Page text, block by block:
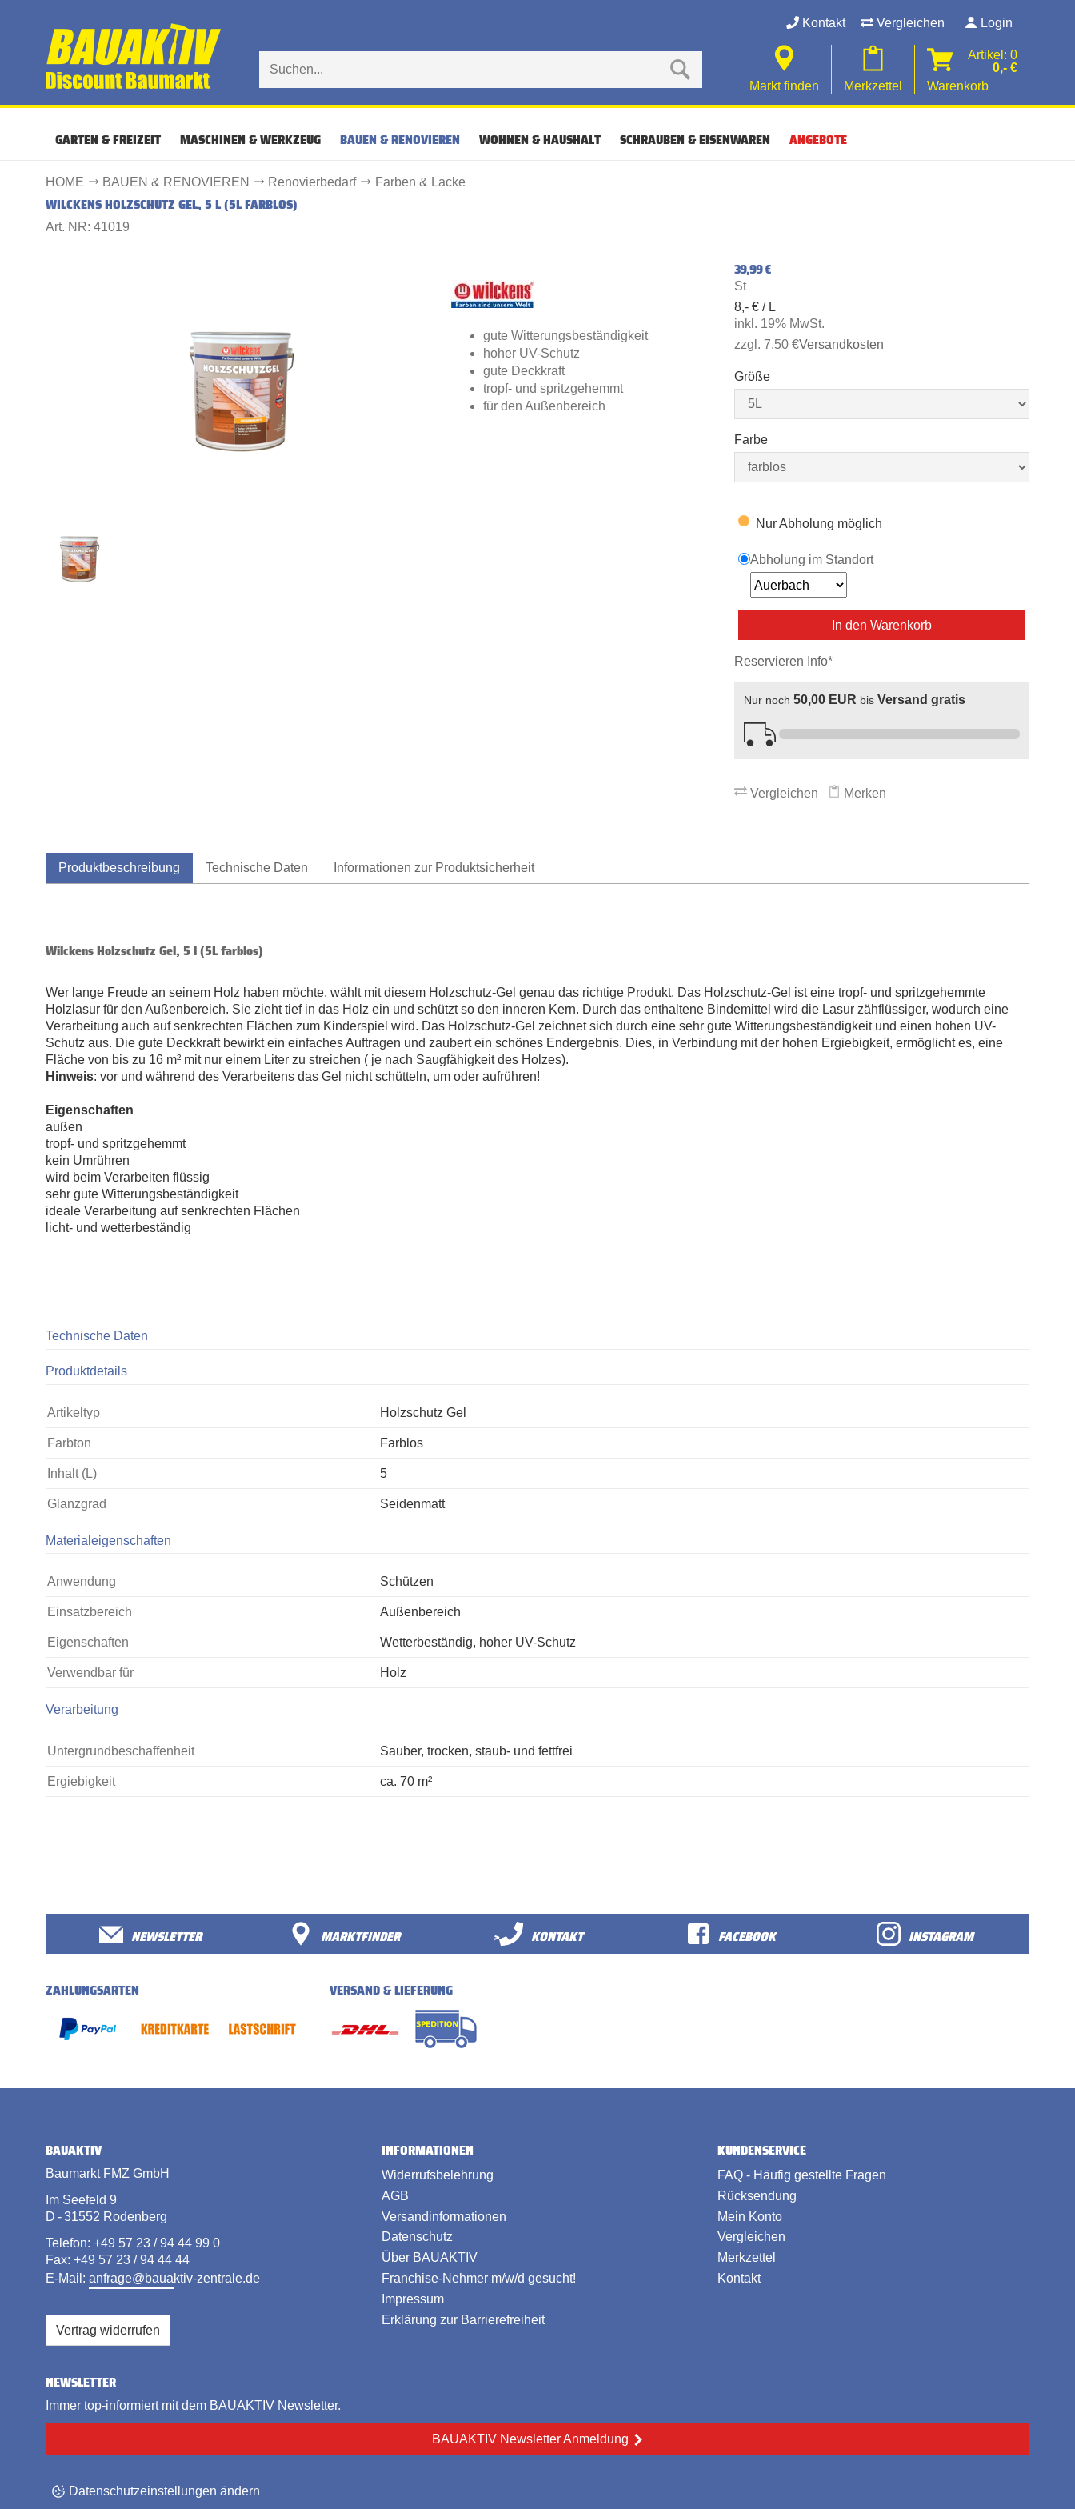
Kontakt Vergleichen Login
Markt finden Merkzettel
Artikel: 0
0,- €
Warenkorb
GARTEN & FREIZEIT MASCHINEN & WERKZEUG BAUEN & RENOVIEREN WOHNEN & HAUSHALT SCHRAUBEN & EISENWAREN ANGEBOTE
HOME BAUEN & RENOVIEREN Renovierbedarf Farben & Lacke
WILCKENS HOLZSCHUTZ GEL, 5 L (5L FARBLOS)
Art. NR: 41019
gute Witterungsbeständigkeit
hoher UV-Schutz
gute Deckkraft
tropf- und spritzgehemmt
für den Außenbereich
39,99 €
St
8,- € / L
inkl. 19% MwSt.
zzgl. 7,50 €Versandkosten
Größe
Farbe
Nur Abholung möglich
Abholung im Standort
In den Warenkorb
Reservieren Info*
Nur noch 50,00 EUR bis Versand gratis
Vergleichen Merken
Produktbeschreibung Technische Daten Informationen zur Produktsicherheit
Wilckens Holzschutz Gel, 5 l (5L farblos)
Wer lange Freude an seinem Holz haben möchte, wählt mit diesem Holzschutz-Gel genau das richtige Produkt. Das Holzschutz-Gel ist eine tropf- und spritzgehemmte
Holzlasur für den Außenbereich. Sie zieht tief in das Holz ein und schützt so den inneren Kern. Durch das enthaltene Bindemittel wird die Lasur zähflüssiger, wodurch eine
Verarbeitung auch auf senkrechten Flächen zum Kinderspiel wird. Das Holzschutz-Gel zeichnet sich durch eine sehr gute Witterungsbeständigkeit und einen hohen UV-
Schutz aus. Die gute Deckkraft bewirkt ein einfaches Auftragen und zaubert ein schönes Endergebnis. Dies, in Verbindung mit der hohen Ergiebigkeit, ermöglicht es, eine
Fläche von bis zu 16 m² mit nur einem Liter zu streichen ( je nach Saugfähigkeit des Holzes).
Hinweis: vor und während des Verarbeitens das Gel nicht schütteln, um oder aufrühren!
Eigenschaften
außen
tropf- und spritzgehemmt
kein Umrühren
wird beim Verarbeiten flüssig
sehr gute Witterungsbeständigkeit
ideale Verarbeitung auf senkrechten Flächen
licht- und wetterbeständig
Technische Daten
Produktdetails
Artikeltyp Holzschutz Gel
Farbton Farblos
Inhalt (L) 5
Glanzgrad Seidenmatt
Materialeigenschaften
Anwendung Schützen
Einsatzbereich Außenbereich
Eigenschaften Wetterbeständig, hoher UV-Schutz
Verwendbar für Holz
Verarbeitung
Untergrundbeschaffenheit Sauber, trocken, staub- und fettfrei
Ergiebigkeit ca. 70 m²
NEWSLETTER MARKTFINDER > KONTAKT FACEBOOK INSTAGRAM
ZAHLUNGSARTEN VERSAND & LIEFERUNG
BAUAKTIV
Baumarkt FMZ GmbH
Im Seefeld 9
D - 31552 Rodenberg
Telefon: +49 57 23 / 94 44 99 0
Fax: +49 57 23 / 94 44 44
E-Mail: anfrage@bauaktiv-zentrale.de
Vertrag widerrufen
INFORMATIONEN
Widerrufsbelehrung
AGB
Versandinformationen
Datenschutz
Über BAUAKTIV
Franchise-Nehmer m/w/d gesucht!
Impressum
Erklärung zur Barrierefreiheit
KUNDENSERVICE
FAQ - Häufig gestellte Fragen
Rücksendung
Mein Konto
Vergleichen
Merkzettel
Kontakt
NEWSLETTER
Immer top-informiert mit dem BAUAKTIV Newsletter.
BAUAKTIV Newsletter Anmeldung
Datenschutzeinstellungen ändern